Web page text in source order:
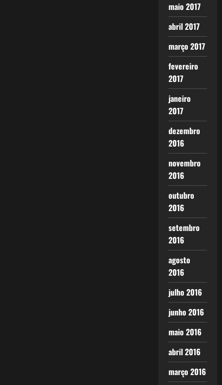
maio 2017
abril 2017
março 2017
fevereiro
2017
janeiro
2017
dezembro
2016
novembro
2016
outubro
2016
setembro
2016
agosto
2016
julho 2016
junho 2016
maio 2016
abril 2016
março 2016